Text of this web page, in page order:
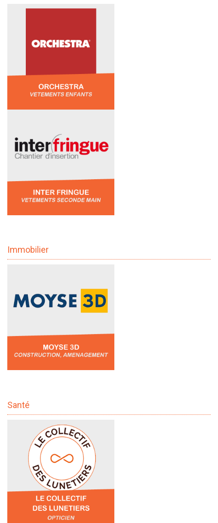
Immobilier
Santé